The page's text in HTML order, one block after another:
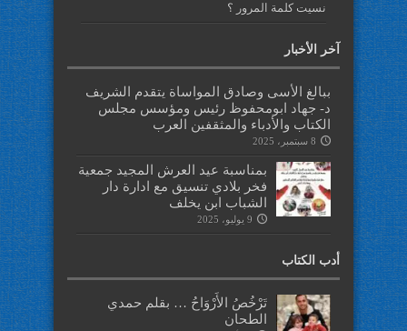
نسيت كلمة المرور ؟
آخر الأخبار
ببالغ الأسى وصادق المواساة يتقدم الشريف
د- جهاد ابومحفوظ رئيس ومؤسس مجلس
الكتاب والأدباء والمثقفين العرب
8 سبتمبر، 2025
بمناسبة عيد العرش المجيد جمعية
فخر بلادي تنسيق مع ادارة دار
الشباب ابن يخلف
9 يوليو، 2025
أدب الكتاب
تَرْخُصُ الأَرْوَاحُ … بقلم حمدي
الطحان